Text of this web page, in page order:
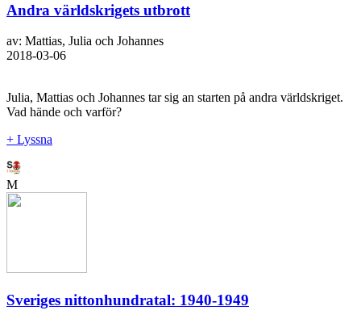
Andra världskrigets utbrott
av: Mattias, Julia och Johannes
2018-03-06
Julia, Mattias och Johannes tar sig an starten på andra världskriget.
Vad hände och varför?
+ Lyssna
M
Sveriges nittonhundratal: 1940-1949